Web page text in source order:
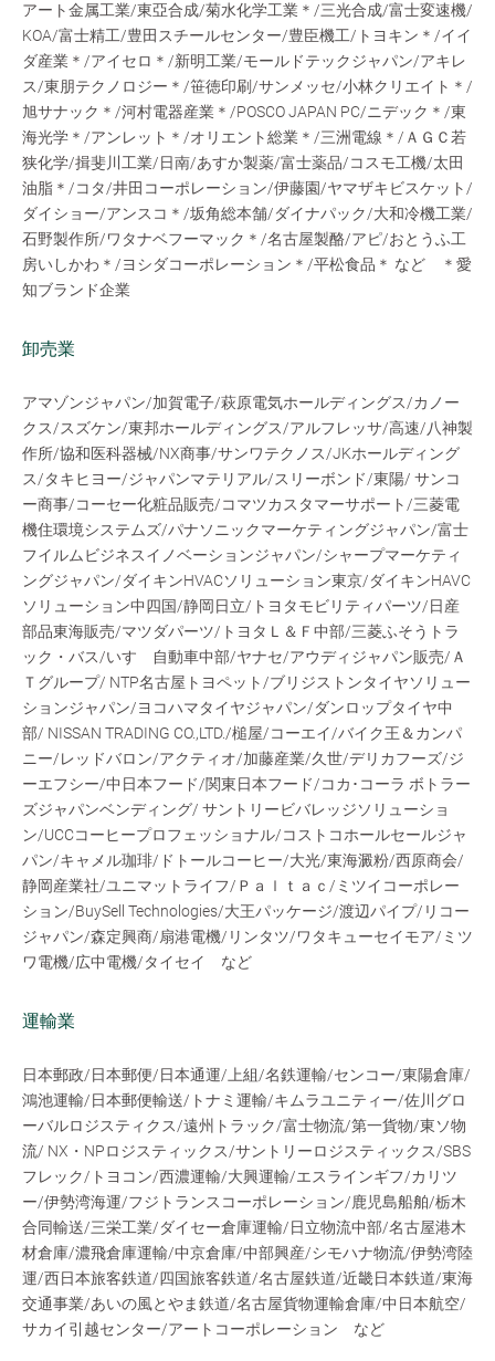
アート金属工業/東亞合成/菊水化学工業＊/三光合成/富士変速機/
KOA/富士精工/豊田スチールセンター/豊臣機工/トヨキン＊/イイ
ダ産業＊/アイセロ＊/新明工業/モールドテックジャパン/アキレ
ス/東朋テクノロジー＊/笹徳印刷/サンメッセ/小林クリエイト＊/
旭サナック＊/河村電器産業＊/POSCO JAPAN PC/ニデック＊/東
海光学＊/アンレット＊/オリエント総業＊/三洲電線＊/ＡＧＣ若
狭化学/揖斐川工業/日南/あすか製薬/富士薬品/コスモ工機/太田
油脂＊/コタ/井田コーポレーション/伊藤園/ヤマザキビスケット/
ダイショー/アンスコ＊/坂角総本舗/ダイナパック/大和冷機工業/
石野製作所/ワタナベフーマック＊/名古屋製酪/アピ/おとうふ工
房いしかわ＊/ヨシダコーポレーション＊/平松食品＊ など ＊愛
知ブランド企業
卸売業
アマゾンジャパン/加賀電子/萩原電気ホールディングス/カノー
クス/スズケン/東邦ホールディングス/アルフレッサ/高速/八神製
作所/協和医科器械/NX商事/サンワテクノス/JKホールディング
ス/タキヒヨー/ジャパンマテリアル/スリーボンド/東陽/ サンコ
ー商事/コーセー化粧品販売/コマツカスタマーサポート/三菱電
機住環境システムズ/パナソニックマーケティングジャパン/富士
フイルムビジネスイノベーションジャパン/シャープマーケティ
ングジャパン/ダイキンHVACソリューション東京/ダイキンHAVC
ソリューション中四国/静岡日立/トヨタモビリティパーツ/日産
部品東海販売/マツダパーツ/トヨタＬ＆Ｆ中部/三菱ふそうトラ
ック・バス/いすゞ自動車中部/ヤナセ/アウディジャパン販売/Ａ
Ｔグループ/ NTP名古屋トヨペット/ブリジストンタイヤソリュー
ションジャパン/ヨコハマタイヤジャパン/ダンロップタイヤ中
部/ NISSAN TRADING CO.,LTD./槌屋/コーエイ/バイク王＆カンパ
ニー/レッドバロン/アクティオ/加藤産業/久世/デリカフーズ/ジ
ーエフシー/中日本フード/関東日本フード/コカ･コーラ ボトラー
ズジャパンベンディング/ サントリービバレッジソリューショ
ン/UCCコーヒープロフェッショナル/コストコホールセールジャ
パン/キャメル珈琲/ドトールコーヒー/大光/東海澱粉/西原商会/
静岡産業社/ユニマットライフ/Ｐａｌｔａｃ/ミツイコーポレー
ション/BuySell Technologies/大王パッケージ/渡辺パイプ/リコー
ジャパン/森定興商/扇港電機/リンタツ/ワタキューセイモア/ミツ
ワ電機/広中電機/タイセイ など
運輸業
日本郵政/日本郵便/日本通運/上組/名鉄運輸/センコー/東陽倉庫/
鴻池運輸/日本郵便輸送/トナミ運輸/キムラユニティー/佐川グロ
ーバルロジスティクス/遠州トラック/富士物流/第一貨物/東ソ物
流/ NX・NPロジスティックス/サントリーロジスティックス/SBS
フレック/トヨコン/西濃運輸/大興運輸/エスラインギフ/カリツ
ー/伊勢湾海運/フジトランスコーポレーション/鹿児島船舶/栃木
合同輸送/三栄工業/ダイセー倉庫運輸/日立物流中部/名古屋港木
材倉庫/濃飛倉庫運輸/中京倉庫/中部興産/シモハナ物流/伊勢湾陸
運/西日本旅客鉄道/四国旅客鉄道/名古屋鉄道/近畿日本鉄道/東海
交通事業/あいの風とやま鉄道/名古屋貨物運輸倉庫/中日本航空/
サカイ引越センター/アートコーポレーション など